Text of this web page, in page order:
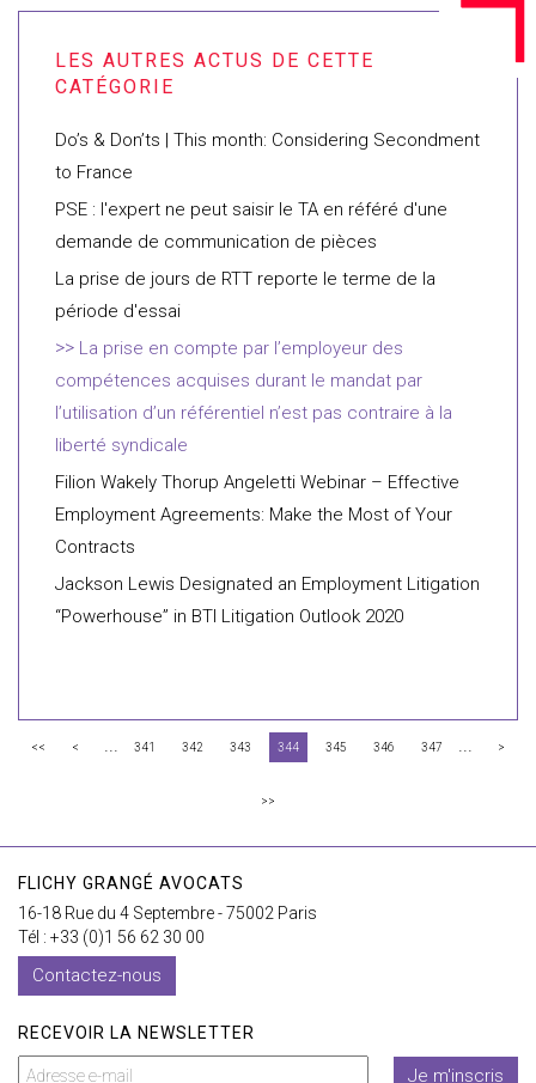
Do’s & Don’ts | This month: Considering Secondment
to France
PSE : l'expert ne peut saisir le TA en référé d'une
demande de communication de pièces
La prise de jours de RTT reporte le terme de la
période d'essai
La prise en compte par l’employeur des
compétences acquises durant le mandat par
l’utilisation d’un référentiel n’est pas contraire à la
liberté syndicale
Filion Wakely Thorup Angeletti Webinar – Effective
Employment Agreements: Make the Most of Your
Contracts
Jackson Lewis Designated an Employment Litigation
“Powerhouse” in BTI Litigation Outlook 2020
<< < ... 341 342 343 344 345 346 347 ... >
>>
FLICHY GRANGÉ AVOCATS
16-18 Rue du 4 Septembre - 75002 Paris
Tél : +33 (0)1 56 62 30 00
Contactez-nous
RECEVOIR LA NEWSLETTER
Je m'inscris